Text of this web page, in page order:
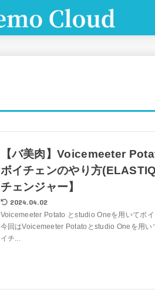
【バ美肉】Voicemeeter
ボイチェンのやり方
チェンジャー】
2024.04.02
Voicemeeter Potato とstudio Oneを用いてボ
今回はVoicemeeter Potatoとstudio Oneを用い
イチ...